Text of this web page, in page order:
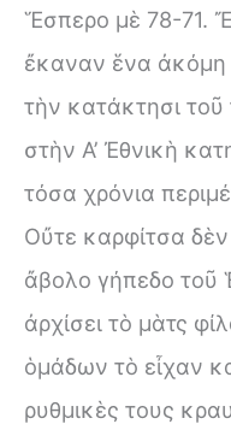
Ἕσπερο μὲ 78-71.
ἔκαναν ἕνα ἀκόμη
τὴν κατάκτησι τοῦ
στὴν Α’ Ἐθνικὴ
τόσα χρόνια
Οὔτε καρφίτσα
ἄβολο γήπεδο τοῦ
ἀρχίσει τὸ μὰτς
ὁμάδων τὸ εἶχαν
ρυθμικὲς τους